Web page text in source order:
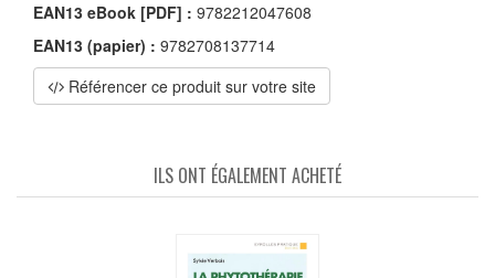
EAN13 eBook [PDF] : 9782212047608
EAN13 (papier) : 9782708137714
Référencer ce produit sur votre site
ILS ONT ÉGALEMENT ACHETÉ